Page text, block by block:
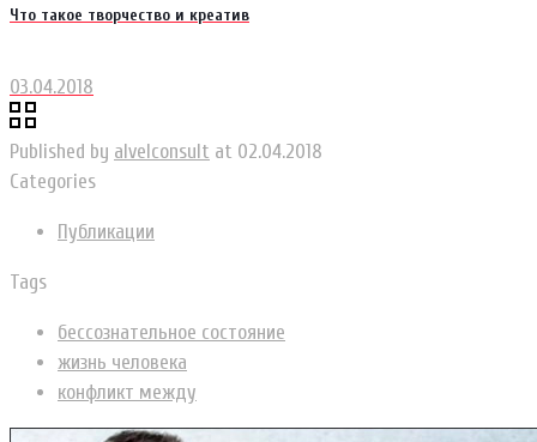
Что такое творчество и креатив
03.04.2018
Published by alvelconsult at 02.04.2018
Categories
Публикации
Tags
бессознательное состояние
жизнь человека
конфликт между